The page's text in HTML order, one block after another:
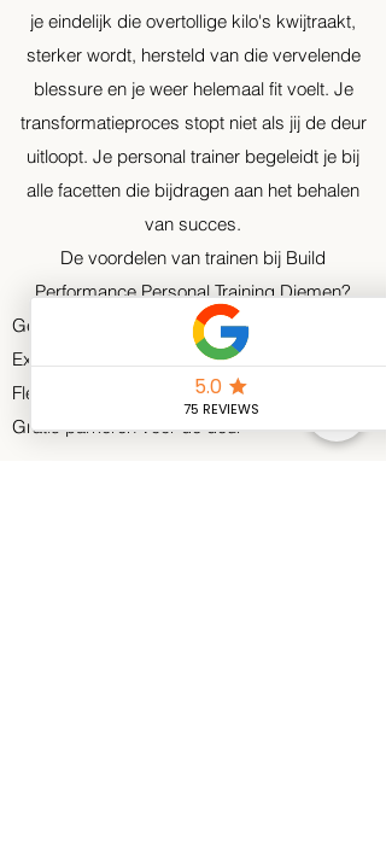
je eindelijk die overtollige kilo's kwijtraakt,
sterker wordt, hersteld van die vervelende
blessure en je weer helemaal fit voelt. Je
transformatieproces stopt niet als jij de deur
uitloopt. Je personal trainer begeleidt je bij
alle facetten die bijdragen aan het behalen
van succes.
De voordelen van trainen bij Build
Performance Personal Training Diemen?
Gegarandeerd Resultaat
Extra ondersteuning met voedings-app
Flesje water en handdoek staan voor je klaar
Gratis parkeren voor de deur